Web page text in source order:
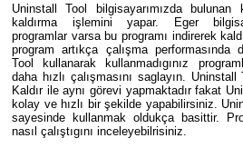
Uninstall Tool bilgisayarımızda bulunan
kaldırma işlemini yapar. Eger
programlar varsa bu programı indirerek
program artıkça çalışma performasında
Tool kullanarak kullanmadıgınız
daha hızlı çalışmasını saglayın.
Kaldır ile aynı görevi yapmaktadır fakat
kolay ve hızlı bir şekilde yapabilirsiniz.
sayesinde kullanmak oldukça basittir.
nasıl çalıştıgını inceleyebilrisiniz.